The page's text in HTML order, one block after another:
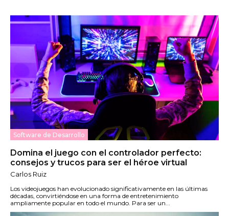
Software de Desarrollo
Domina el juego con el controlador perfecto:
consejos y trucos para ser el héroe virtual
Carlos Ruiz
Los videojuegos han evolucionado significativamente en las últimas
décadas, convirtiéndose en una forma de entretenimiento
ampliamente popular en todo el mundo. Para ser un...